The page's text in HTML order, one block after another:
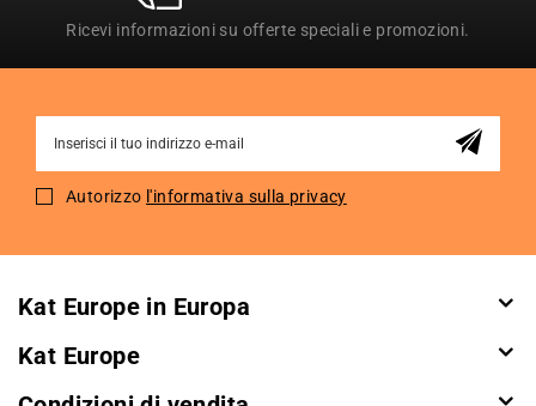
Ricevi informazioni su offerte speciali e promozioni.
for
Autorizzo l'informativa sulla privacy
Kat Europe in Europa
Kat Europe